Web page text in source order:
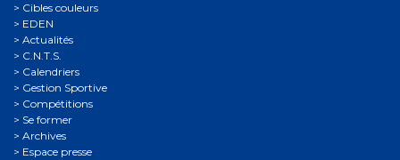
Cibles couleurs
EDEN
Actualités
C.N.T.S.
Calendriers
Gestion Sportive
Compétitions
Se former
Archives
Espace presse